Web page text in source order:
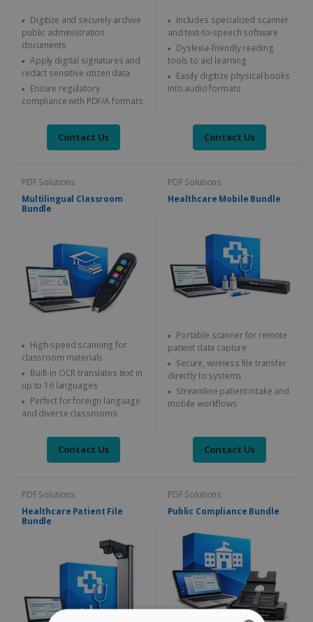
Digitize and securely archive
public administration
documents
Apply digital signatures and
redact sensitive citizen data
Ensure regulatory
compliance with PDF/A formats
Contact Us
Includes specialized scanner
and text-to-speech software
Dyslexia-friendly reading
tools to aid learning
Easily digitize physical books
into audio formats
Contact Us
PDF Solutions
Multilingual Classroom
Bundle
High-speed scanning for
classroom materials
Built-in OCR translates text in
up to 16 languages
Perfect for foreign language
and diverse classrooms
Contact Us
PDF Solutions
Healthcare Mobile Bundle
Portable scanner for remote
patient data capture
Secure, wireless file transfer
directly to systems
Streamline patient intake and
mobile workflows
Contact Us
PDF Solutions
Healthcare Patient File
Bundle
PDF Solutions
Public Compliance Bundle